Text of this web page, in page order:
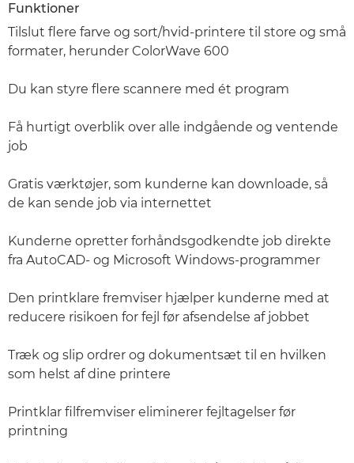
Funktioner
Tilslut flere farve og sort/hvid-printere til store og små
formater, herunder ColorWave 600
Du kan styre flere scannere med ét program
Få hurtigt overblik over alle indgående og ventende
job
Gratis værktøjer, som kunderne kan downloade, så
de kan sende job via internettet
Kunderne opretter forhåndsgodkendte job direkte
fra AutoCAD- og Microsoft Windows-programmer
Den printklare fremviser hjælper kunderne med at
reducere risikoen for fejl før afsendelse af jobbet
Træk og slip ordrer og dokumentsæt til en hvilken
som helst af dine printere
Printklar filfremviser eliminerer fejltagelser før
printning